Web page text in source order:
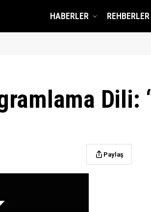
HABERLER REHBERLER
Dili:
Paylaş